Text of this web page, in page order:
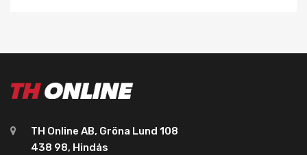
TH Online AB, Gröna Lund 108
438 98, Hindås